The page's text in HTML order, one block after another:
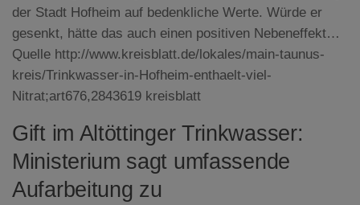
der Stadt Hofheim auf bedenkliche Werte. Würde er
gesenkt, hätte das auch einen positiven Nebeneffekt…
Quelle http://www.kreisblatt.de/lokales/main-taunus-
kreis/Trinkwasser-in-Hofheim-enthaelt-viel-
Nitrat;art676,2843619 kreisblatt
Gift im Altöttinger Trinkwasser:
Ministerium sagt umfassende
Aufarbeitung zu